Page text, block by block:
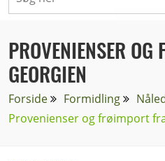
PROVENIENSER
GEORGIEN
Forside Formidling
Provenienser og frøimport